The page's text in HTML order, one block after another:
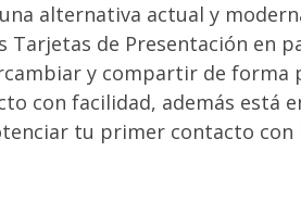
alternativa actual y
Tarjetas de Presentación en
y compartir de forma
con facilidad, además está
tu primer contacto con